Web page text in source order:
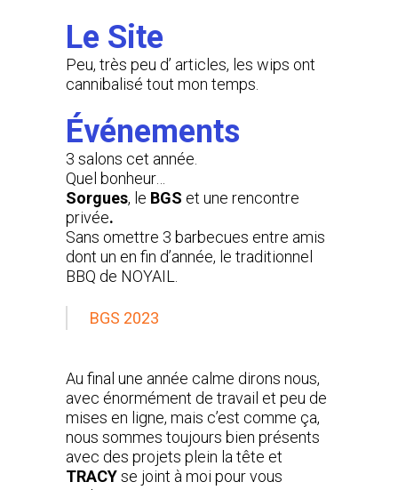
Le Site
Peu, très peu d’ articles, les wips ont
cannibalisé tout mon temps.
Événements
3 salons cet année.
Quel bonheur…
Sorgues, le BGS et une rencontre
privée.
Sans omettre 3 barbecues entre amis
dont un en fin d’année, le traditionnel
BBQ de NOYAIL.
BGS 2023
Au final une année calme dirons nous,
avec énormément de travail et peu de
mises en ligne, mais c’est comme ça,
nous sommes toujours bien présents
avec des projets plein la tête et
TRACYse joint à moi pour vous